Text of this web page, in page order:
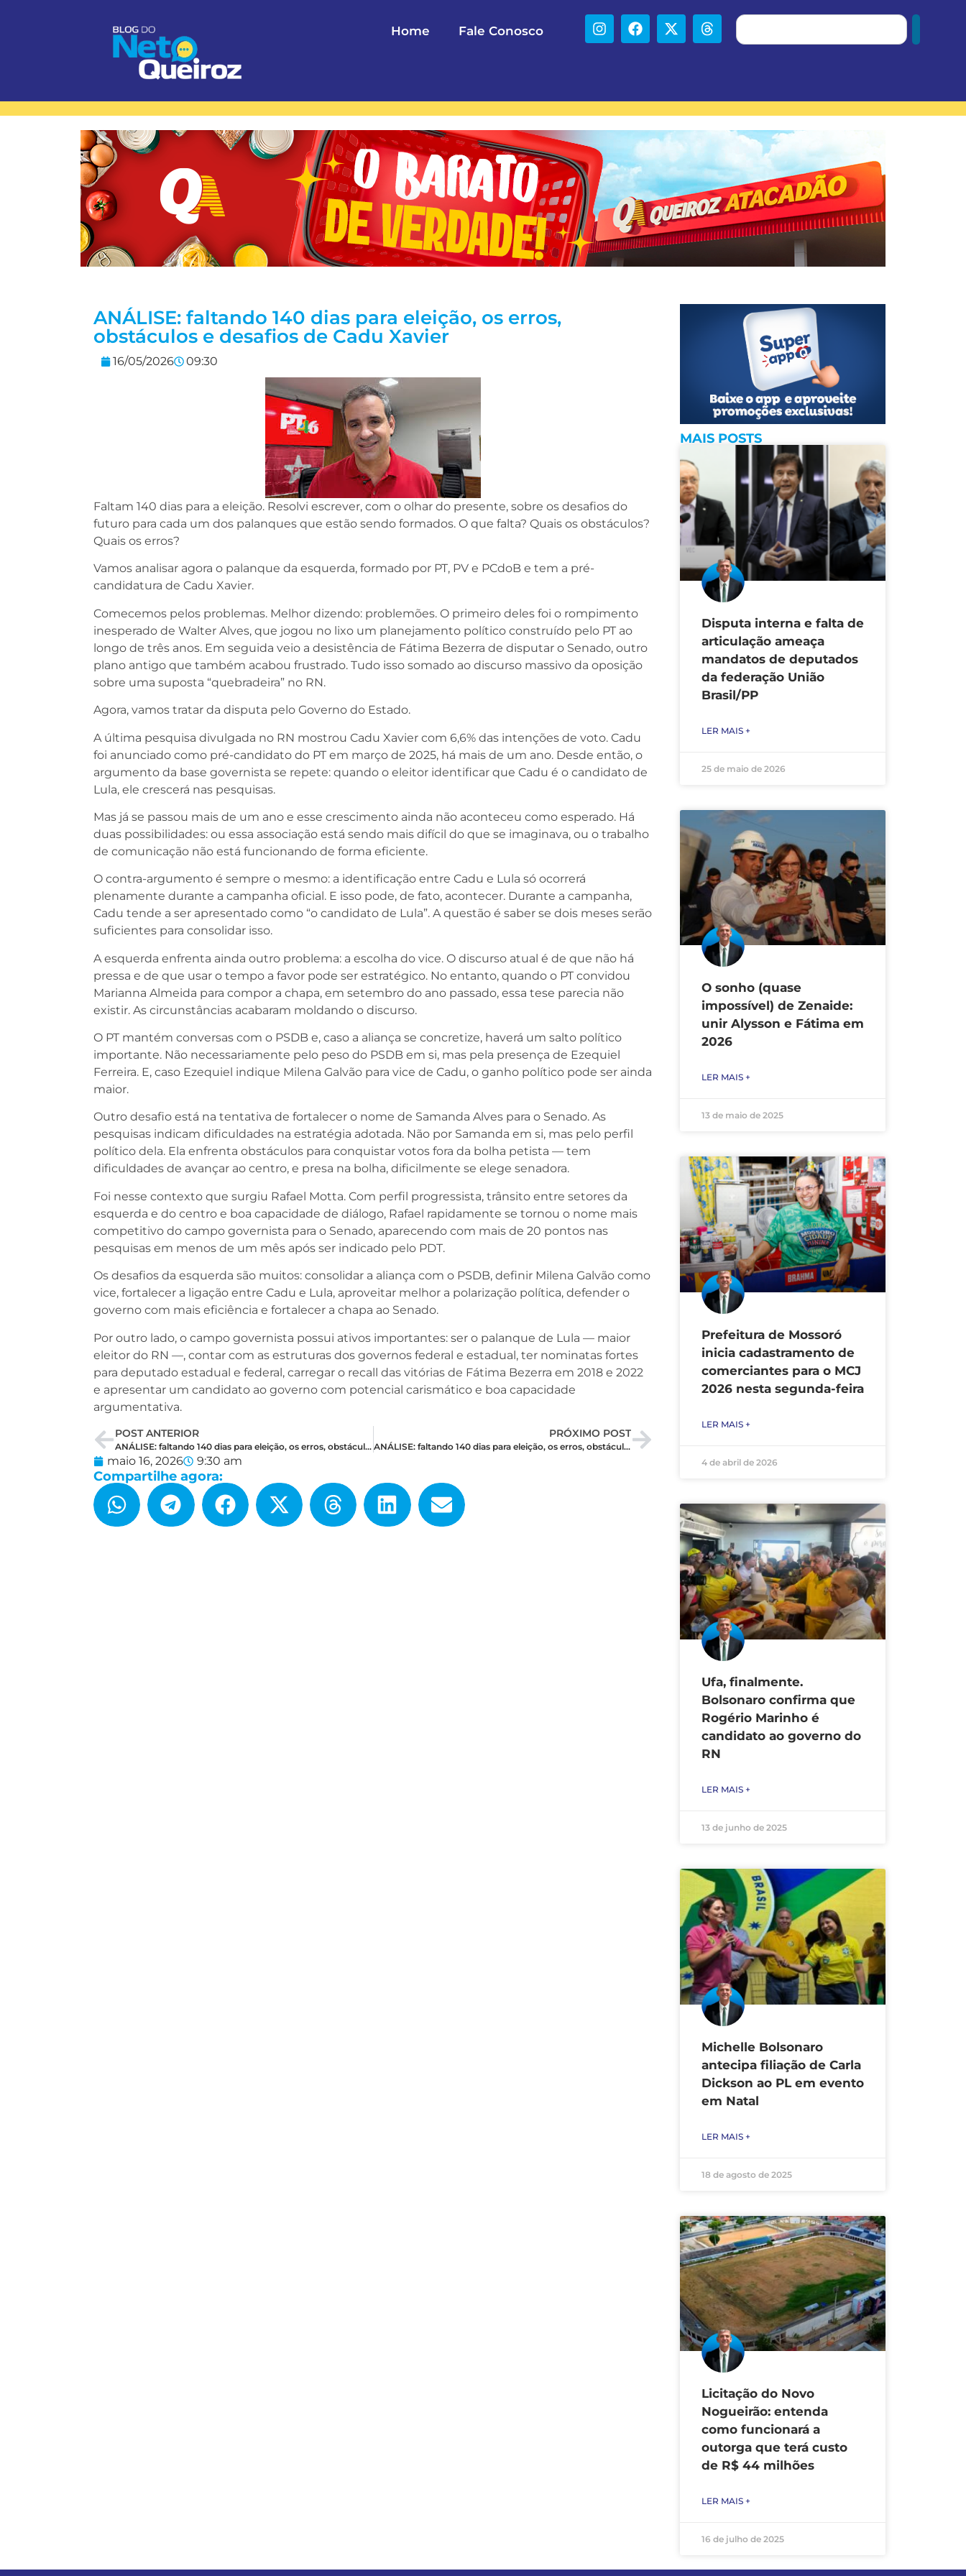
Home Fale Conosco
ANÁLISE: faltando 140 dias para eleição, os erros,
obstáculos e desafios de Cadu Xavier
16/05/2026 09:30
Faltam 140 dias para a eleição. Resolvi escrever, com o olhar do presente, sobre os desafios do
futuro para cada um dos palanques que estão sendo formados. O que falta? Quais os obstáculos?
Quais os erros?
Vamos analisar agora o palanque da esquerda, formado por PT, PV e PCdoB e tem a pré-
candidatura de Cadu Xavier.
Comecemos pelos problemas. Melhor dizendo: problemões. O primeiro deles foi o rompimento
inesperado de Walter Alves, que jogou no lixo um planejamento político construído pelo PT ao
longo de três anos. Em seguida veio a desistência de Fátima Bezerra de disputar o Senado, outro
plano antigo que também acabou frustrado. Tudo isso somado ao discurso massivo da oposição
sobre uma suposta “quebradeira” no RN.
Agora, vamos tratar da disputa pelo Governo do Estado.
A última pesquisa divulgada no RN mostrou Cadu Xavier com 6,6% das intenções de voto. Cadu
foi anunciado como pré-candidato do PT em março de 2025, há mais de um ano. Desde então, o
argumento da base governista se repete: quando o eleitor identificar que Cadu é o candidato de
Lula, ele crescerá nas pesquisas.
Mas já se passou mais de um ano e esse crescimento ainda não aconteceu como esperado. Há
duas possibilidades: ou essa associação está sendo mais difícil do que se imaginava, ou o trabalho
de comunicação não está funcionando de forma eficiente.
O contra-argumento é sempre o mesmo: a identificação entre Cadu e Lula só ocorrerá
plenamente durante a campanha oficial. E isso pode, de fato, acontecer. Durante a campanha,
Cadu tende a ser apresentado como “o candidato de Lula”. A questão é saber se dois meses serão
suficientes para consolidar isso.
A esquerda enfrenta ainda outro problema: a escolha do vice. O discurso atual é de que não há
pressa e de que usar o tempo a favor pode ser estratégico. No entanto, quando o PT convidou
Marianna Almeida para compor a chapa, em setembro do ano passado, essa tese parecia não
existir. As circunstâncias acabaram moldando o discurso.
O PT mantém conversas com o PSDB e, caso a aliança se concretize, haverá um salto político
importante. Não necessariamente pelo peso do PSDB em si, mas pela presença de Ezequiel
Ferreira. E, caso Ezequiel indique Milena Galvão para vice de Cadu, o ganho político pode ser ainda
maior.
Outro desafio está na tentativa de fortalecer o nome de Samanda Alves para o Senado. As
pesquisas indicam dificuldades na estratégia adotada. Não por Samanda em si, mas pelo perfil
político dela. Ela enfrenta obstáculos para conquistar votos fora da bolha petista — tem
dificuldades de avançar ao centro, e presa na bolha, dificilmente se elege senadora.
Foi nesse contexto que surgiu Rafael Motta. Com perfil progressista, trânsito entre setores da
esquerda e do centro e boa capacidade de diálogo, Rafael rapidamente se tornou o nome mais
competitivo do campo governista para o Senado, aparecendo com mais de 20 pontos nas
pesquisas em menos de um mês após ser indicado pelo PDT.
Os desafios da esquerda são muitos: consolidar a aliança com o PSDB, definir Milena Galvão como
vice, fortalecer a ligação entre Cadu e Lula, aproveitar melhor a polarização política, defender o
governo com mais eficiência e fortalecer a chapa ao Senado.
Por outro lado, o campo governista possui ativos importantes: ser o palanque de Lula — maior
eleitor do RN —, contar com as estruturas dos governos federal e estadual, ter nominatas fortes
para deputado estadual e federal, carregar o recall das vitórias de Fátima Bezerra em 2018 e 2022
e apresentar um candidato ao governo com potencial carismático e boa capacidade
argumentativa.
POST ANTERIOR
ANÁLISE: faltando 140 dias para eleição, os erros, obstáculos e desafios de Álvaro Dias
PRÓXIMO POST
ANÁLISE: faltando 140 dias para eleição, os erros, obstáculos e desafios de Állyson Bezerra
maio 16, 2026 9:30 am
Compartilhe agora:
MAIS POSTS
Disputa interna e falta de
articulação ameaça
mandatos de deputados
da federação União
Brasil/PP
LER MAIS +
25 de maio de 2026
O sonho (quase
impossível) de Zenaide:
unir Alysson e Fátima em
2026
LER MAIS +
13 de maio de 2025
Prefeitura de Mossoró
inicia cadastramento de
comerciantes para o MCJ
2026 nesta segunda-feira
LER MAIS +
4 de abril de 2026
Ufa, finalmente.
Bolsonaro confirma que
Rogério Marinho é
candidato ao governo do
RN
LER MAIS +
13 de junho de 2025
Michelle Bolsonaro
antecipa filiação de Carla
Dickson ao PL em evento
em Natal
LER MAIS +
18 de agosto de 2025
Licitação do Novo
Nogueirão: entenda
como funcionará a
outorga que terá custo
de R$ 44 milhões
LER MAIS +
16 de julho de 2025